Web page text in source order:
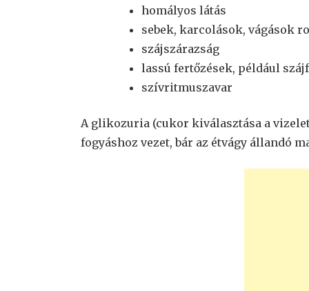
homályos látás
sebek, karcolások, vágások
szájszárazság
lassú fertőzések, például
szívritmuszavar
A glikozuria (cukor kiválasztása a
fogyáshoz vezet, bár az étvágy állandó